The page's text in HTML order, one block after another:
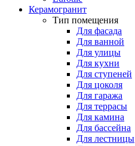
Керамогранит
Тип помещения
Для фасада
Для ванной
Для улицы
Для кухни
Для ступеней
Для цоколя
Для гаража
Для террасы
Для камина
Для бассейна
Для лестницы